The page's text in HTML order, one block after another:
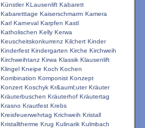
Künstler KLausenlift Kabarett
Kabaretttage Kaiserschmarrn Kamera
Karl Karneval Karpfen Kastl
Katholischen Kelly Kerwa
Keuscheitskonkurrenz Kilchert Kinder
Kinderfest Kindergarten Kirche Kirchweih
Kirchweihtanz Kirwa Klassik Klausenlift
Klingel Kneipe Koch Kochen
Kombination Komponist Konzept
Konzert Koschyk Kr&auml;uter Kräuter
Kräuterbuschen Kräuterhof Kräutertag
Krasno Krautfest Krebs
Kreisfeuerwehrtag Krichweih Kristall
Kristalltherme Krug Kulinarik Kulmbach